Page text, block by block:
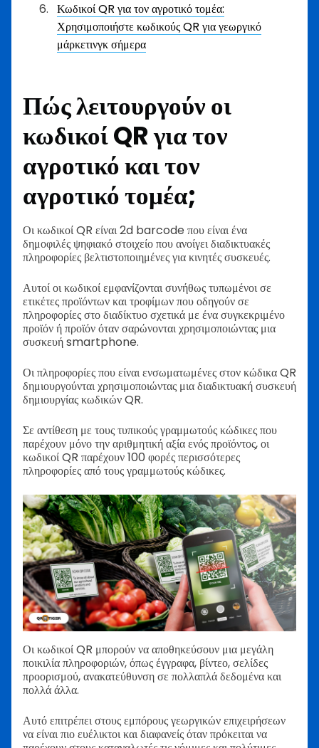
Κωδικοί QR για τον αγροτικό τομέα:
Χρησιμοποιήστε κωδικούς QR για γεωργικό
μάρκετινγκ σήμερα
Πώς λειτουργούν οι
κωδικοί QR για τον
αγροτικό και τον
αγροτικό τομέα;
Οι κωδικοί QR είναι 2d barcode που είναι ένα
δημοφιλές ψηφιακό στοιχείο που ανοίγει διαδικτυακές
πληροφορίες βελτιστοποιημένες για κινητές συσκευές.
Αυτοί οι κωδικοί εμφανίζονται συνήθως τυπωμένοι σε
ετικέτες προϊόντων και τροφίμων που οδηγούν σε
πληροφορίες στο διαδίκτυο σχετικά με ένα συγκεκριμένο
προϊόν ή προϊόν όταν σαρώνονται χρησιμοποιώντας μια
συσκευή smartphone.
Οι πληροφορίες που είναι ενσωματωμένες στον κώδικα QR
δημιουργούνται χρησιμοποιώντας μια διαδικτυακή συσκευή
δημιουργίας κωδικών QR.
Σε αντίθεση με τους τυπικούς γραμμωτούς κώδικες που
παρέχουν μόνο την αριθμητική αξία ενός προϊόντος, οι
κωδικοί QR παρέχουν 100 φορές περισσότερες
πληροφορίες από τους γραμμωτούς κώδικες.
Οι κωδικοί QR μπορούν να αποθηκεύσουν μια μεγάλη
ποικιλία πληροφοριών, όπως έγγραφα, βίντεο, σελίδες
προορισμού, ανακατεύθυνση σε πολλαπλά δεδομένα και
πολλά άλλα.
Αυτό επιτρέπει στους εμπόρους γεωργικών επιχειρήσεων
να είναι πιο ευέλικτοι και διαφανείς όταν πρόκειται να